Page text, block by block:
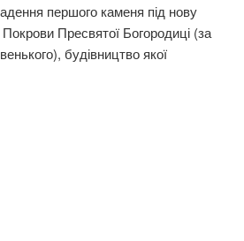
першого каменя під нову
Пресвятої Богородиці (за
будівництво якої